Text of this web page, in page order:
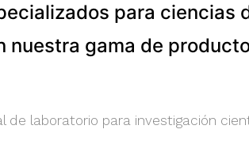
para ciencias
nuestra gama de
de laboratorio para investigación